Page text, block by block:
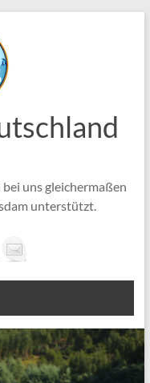
uns gleichermaßen
unterstützt.